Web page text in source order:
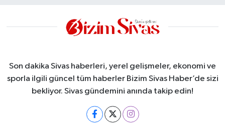
Son dakika Sivas haberleri, yerel gelişmeler, ekonomi ve
sporla ilgili güncel tüm haberler Bizim Sivas Haber’de sizi
bekliyor. Sivas gündemini anında takip edin!